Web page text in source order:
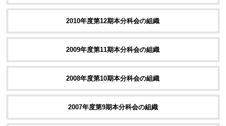
2010年度第12期本分科会の組織
2009年度第11期本分科会の組織
2008年度第10期本分科会の組織
2007年度第9期本分科会の組織